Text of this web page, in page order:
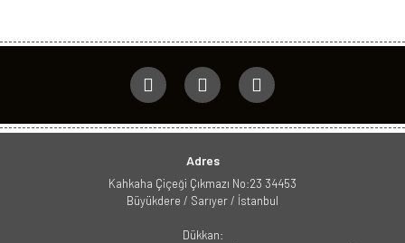
Adres
Kahkaha Çiçeği Çıkmazı No:23 34453
Büyükdere / Sarıyer / İstanbul
Dükkan: